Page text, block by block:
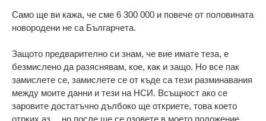
Само ще ви кажа, че сме 6 300 000 и повече от половината
новородени не са Българчета.
Защото предварително си знам, че вие имате теза, е
безмислено да разяснявам, кое, как и защо. Но все пак
замислете се, замислете се от къде са тези разминавания
между моите данни и тези на НСИ. Всъщност ако се
заровите достатъчно дълбоко ще откриете, това което
отрких аз… но после ще се озовете в моето положение,